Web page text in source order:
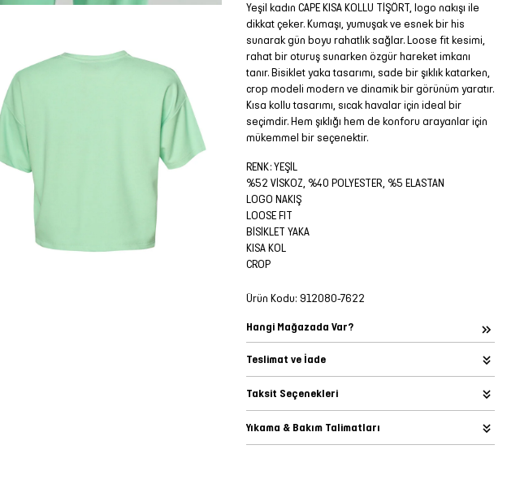
Yeşil kadın CAPE KISA KOLLU TİŞÖRT, logo nakışı ile
dikkat çeker. Kumaşı, yumuşak ve esnek bir his
sunarak gün boyu rahatlık sağlar. Loose fit kesimi,
rahat bir oturuş sunarken özgür hareket imkanı
tanır. Bisiklet yaka tasarımı, sade bir şıklık katarken,
crop modeli modern ve dinamik bir görünüm yaratır.
Kısa kollu tasarımı, sıcak havalar için ideal bir
seçimdir. Hem şıklığı hem de konforu arayanlar için
mükemmel bir seçenektir.
RENK: YEŞİL
%52 VİSKOZ, %40 POLYESTER, %5 ELASTAN
LOGO NAKIŞ
LOOSE FIT
BİSİKLET YAKA
KISA KOL
CROP
Ürün Kodu: 912080-7622
Hangi Mağazada Var?
Teslimat ve İade
Taksit Seçenekleri
Yıkama & Bakım Talimatları